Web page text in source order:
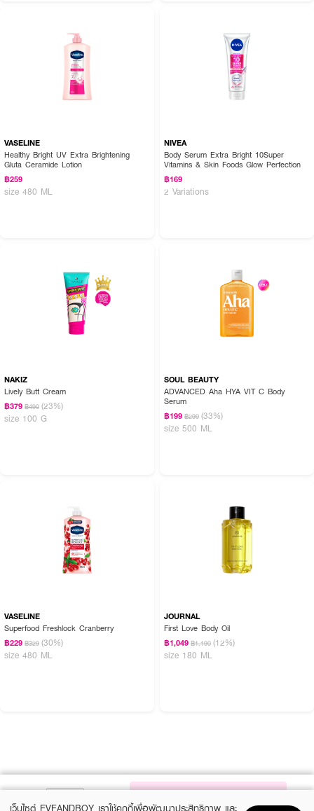
VASELINE
Healthy Bright UV Extra Brightening
Gluta Ceramide Lotion
฿259
size 480 ML
NIVEA
Body Serum Extra Bright 10Super
Vitamins & Skin Foods Glow Perfection
฿169
2 Variations
NAKIZ
Lively Butt Cream
฿379 ฿490 (23%)
size 100 G
SOUL BEAUTY
ADVANCED Aha HYA VIT C Body
Serum
฿199 ฿299 (33%)
size 500 ML
VASELINE
Superfood Freshlock Cranberry
฿229 ฿329 (30%)
size 480 ML
JOURNAL
First Love Body Oil
฿1,049 ฿1,190 (12%)
size 180 ML
เว็บไซต์ EVEANDBOY เราใช้คุกกี้เพื่อพัฒนาประสิทธิภาพ และ